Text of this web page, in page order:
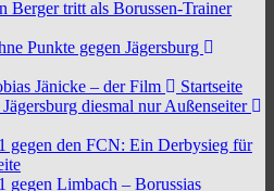
Berger tritt als Borussen-Trainer
Punkte gegen Jägersburg
Jänicke – der Film
Startseite
diesmal nur Außenseiter
gegen den FCN: Ein Derbysieg für
gegen Limbach – Borussias